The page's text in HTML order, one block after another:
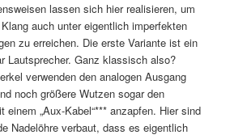
lassen sich hier realisieren, um
auch unter eigentlich imperfekten
zu erreichen. Die erste Variante ist ein
Lautsprecher. Ganz klassisch also?
verwenden den analogen Ausgang
noch größere Wutzen sogar den
einem „Aux-Kabel“*** anzapfen. Hier sind
Nadelöhre verbaut, dass es eigentlich